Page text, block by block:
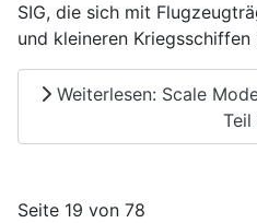
SIG, die sich mit
und kleineren
Weiterlesen: Scale
Teil
Seite 19 von 78